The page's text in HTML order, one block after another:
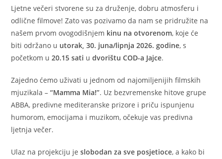
Ljetne večeri stvorene su za druženje, dobru atmosferu i
odlične filmove! Zato vas pozivamo da nam se pridružite na
našem prvom ovogodišnjem kinu na otvorenom, koje će
biti održano u utorak, 30. juna/lipnja 2026. godine, s
početkom u20.15 sati udvorištu COD-a Jajce.
Zajedno ćemo uživati u jednom od najomiljenijih filmskih
mjuzikala –“Mamma Mia!”. Uz bezvremenske hitove grupe
ABBA, predivne mediteranske prizore i priču ispunjenu
humorom, emocijama i muzikom, očekuje vas predivna
ljetnja večer.
Ulaz na projekciju jeslobodan za sve posjetioce, a kako bi